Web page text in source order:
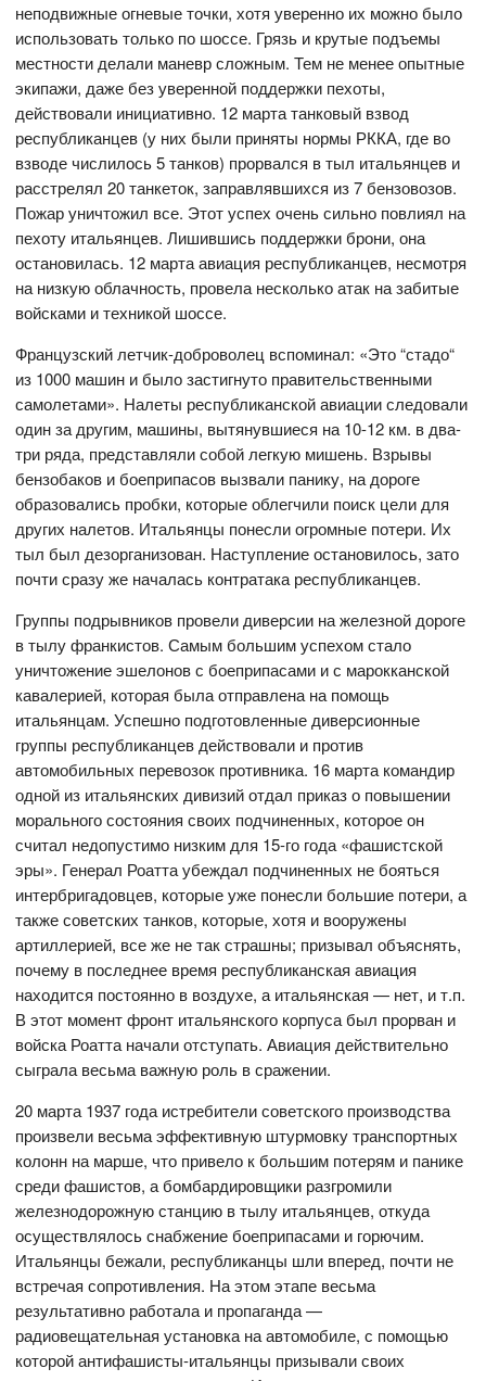
неподвижные огневые точки, хотя уверенно их можно было
использовать только по шоссе. Грязь и крутые подъемы
местности делали маневр сложным. Тем не менее опытные
экипажи, даже без уверенной поддержки пехоты,
действовали инициативно. 12 марта танковый взвод
республиканцев (у них были приняты нормы РККА, где во
взводе числилось 5 танков) прорвался в тыл итальянцев и
расстрелял 20 танкеток, заправлявшихся из 7 бензовозов.
Пожар уничтожил все. Этот успех очень сильно повлиял на
пехоту итальянцев. Лишившись поддержки брони, она
остановилась. 12 марта авиация республиканцев, несмотря
на низкую облачность, провела несколько атак на забитые
войсками и техникой шоссе.
Французский летчик-доброволец вспоминал: «Это “стадо“
из 1000 машин и было застигнуто правительственными
самолетами». Налеты республиканской авиации следовали
один за другим, машины, вытянувшиеся на 10-12 км. в два-
три ряда, представляли собой легкую мишень. Взрывы
бензобаков и боеприпасов вызвали панику, на дороге
образовались пробки, которые облегчили поиск цели для
других налетов. Итальянцы понесли огромные потери. Их
тыл был дезорганизован. Наступление остановилось, зато
почти сразу же началась контратака республиканцев.
Группы подрывников провели диверсии на железной дороге
в тылу франкистов. Самым большим успехом стало
уничтожение эшелонов с боеприпасами и с марокканской
кавалерией, которая была отправлена на помощь
итальянцам. Успешно подготовленные диверсионные
группы республиканцев действовали и против
автомобильных перевозок противника. 16 марта командир
одной из итальянских дивизий отдал приказ о повышении
морального состояния своих подчиненных, которое он
считал недопустимо низким для 15-го года «фашистской
эры». Генерал Роатта убеждал подчиненных не бояться
интербригадовцев, которые уже понесли большие потери, а
также советских танков, которые, хотя и вооружены
артиллерией, все же не так страшны; призывал объяснять,
почему в последнее время республиканская авиация
находится постоянно в воздухе, а итальянская — нет, и т.п.
В этот момент фронт итальянского корпуса был прорван и
войска Роатта начали отступать. Авиация действительно
сыграла весьма важную роль в сражении.
20 марта 1937 года истребители советского производства
произвели весьма эффективную штурмовку транспортных
колонн на марше, что привело к большим потерям и панике
среди фашистов, а бомбардировщики разгромили
железнодорожную станцию в тылу итальянцев, откуда
осуществлялось снабжение боеприпасами и горючим.
Итальянцы бежали, республиканцы шли вперед, почти не
встречая сопротивления. На этом этапе весьма
результативно работала и пропаганда —
радиовещательная установка на автомобиле, с помощью
которой антифашисты-итальянцы призывали своих